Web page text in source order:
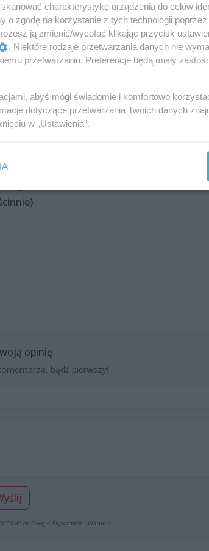
Piotr Bumaj, Michał Janicki,
Majchrzak, Aleksander Różanek, Marcin
opinię
bądź pierwszy!
od Google: Prywatność| Warunki
charakterystykę urządzenia do celów
o zgodę na korzystanie z tych technologii poprzez
ją zmienić/wycofać klikając przycisk
. Niektóre rodzaje przetwarzania danych nie
przetwarzaniu. Preferencje będą miały
abyś mógł świadomie i komfortowo
dotyczące przetwarzania Twoich danych
w „Ustawienia”.